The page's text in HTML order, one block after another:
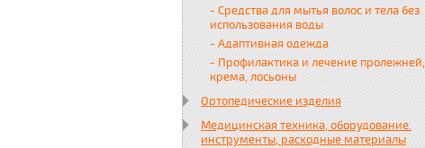
- Средства для мытья волос и тела без
использования воды
- Адаптивная одежда
- Профилактика и лечение пролежней,
крема, лосьоны
Ортопедические изделия
Медицинская техника, оборудование.
инструменты, расходные материалы